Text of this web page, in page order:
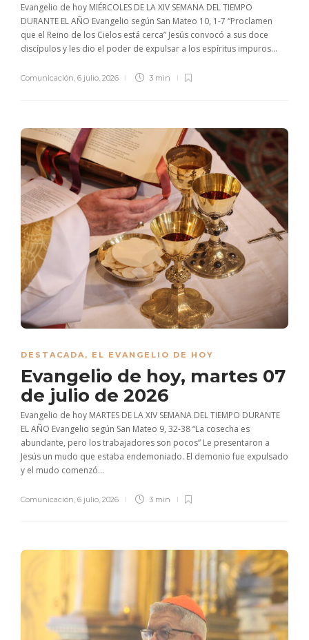
Evangelio de hoy MIÉRCOLES DE LA XIV SEMANA DEL TIEMPO
DURANTE EL AÑO Evangelio según San Mateo 10, 1-7 “Proclamen
que el Reino de los Cielos está cerca” Jesús convocó a sus doce
discípulos y les dio el poder de expulsar a los espíritus impuros...
Comunicación, 6 julio, 2026 3 min
DESTACADA, EL EVANGELIO DE HOY
Evangelio de hoy, martes 07
de julio de 2026
Evangelio de hoy MARTES DE LA XIV SEMANA DEL TIEMPO DURANTE
EL AÑO Evangelio según San Mateo 9, 32-38 “La cosecha es
abundante, pero los trabajadores son pocos” Le presentaron a
Jesús un mudo que estaba endemoniado. El demonio fue expulsado
y el mudo comenzó...
Comunicación, 6 julio, 2026 3 min